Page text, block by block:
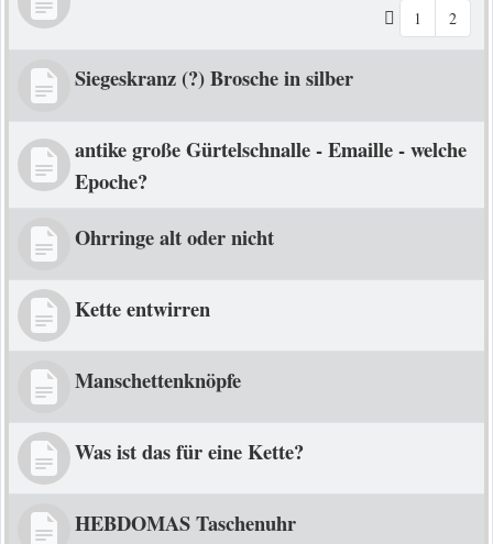
1 2
Siegeskranz (?) Brosche in silber
antike große Gürtelschnalle - Emaille - welche
Epoche?
Ohrringe alt oder nicht
Kette entwirren
Manschettenknöpfe
Was ist das für eine Kette?
HEBDOMAS Taschenuhr